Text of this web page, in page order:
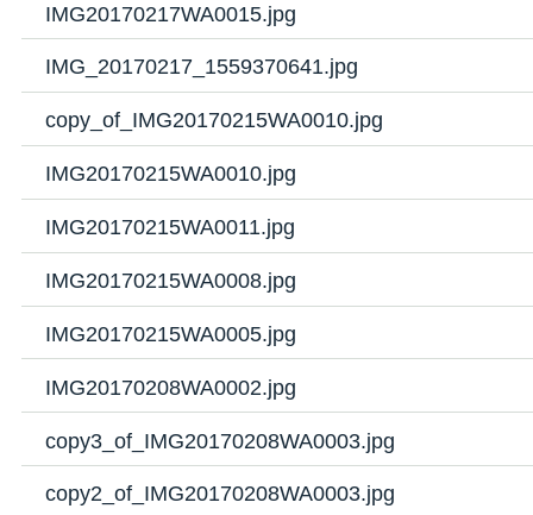
IMG20170217WA0015.jpg
IMG_20170217_1559370641.jpg
copy_of_IMG20170215WA0010.jpg
IMG20170215WA0010.jpg
IMG20170215WA0011.jpg
IMG20170215WA0008.jpg
IMG20170215WA0005.jpg
IMG20170208WA0002.jpg
copy3_of_IMG20170208WA0003.jpg
copy2_of_IMG20170208WA0003.jpg